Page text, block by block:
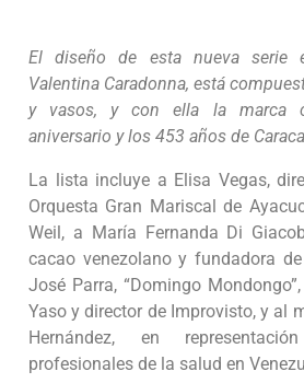
El diseño de esta nueva serie
Valentina Caradonna, está
y vasos, y con ella la marca
aniversario y los 453 años de
La lista incluye a Elisa Vegas,
Orquesta Gran Mariscal de
Weil, a María Fernanda Di
cacao venezolano y fundadora
José Parra, “Domingo
Yaso y director de Improvisto, y al
Hernández, en
profesionales de la salud en